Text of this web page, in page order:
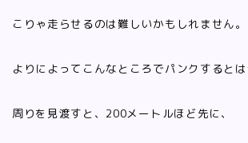
こりゃ走らせるのは難しいかもしれません。
よりによってこんなところでパンクするとは
周りを見渡すと、200メートルほど先に、